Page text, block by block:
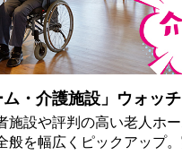
ム・介護施設」ウォッ
施設や評判の高い老人ホ
般を幅広くピックアップ